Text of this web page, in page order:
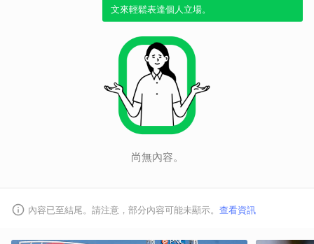
文來輕鬆表達個人立場。
尚無內容。
內容已至結尾。請注意，部分內容可能未顯示。 查看資訊